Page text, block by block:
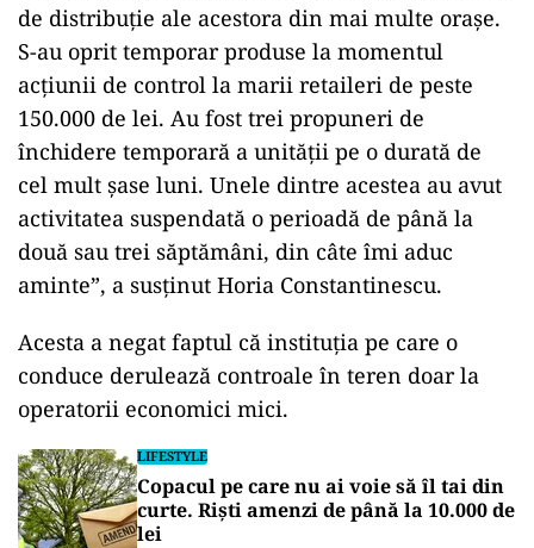
de distribuţie ale acestora din mai multe oraşe.
S-au oprit temporar produse la momentul
acţiunii de control la marii retaileri de peste
150.000 de lei. Au fost trei propuneri de
închidere temporară a unităţii pe o durată de
cel mult şase luni. Unele dintre acestea au avut
activitatea suspendată o perioadă de până la
două sau trei săptămâni, din câte îmi aduc
aminte”, a susţinut Horia Constantinescu.
Acesta a negat faptul că instituţia pe care o
conduce derulează controale în teren doar la
operatorii economici mici.
LIFESTYLE
Copacul pe care nu ai voie să îl tai din
curte. Riști amenzi de până la 10.000 de
lei